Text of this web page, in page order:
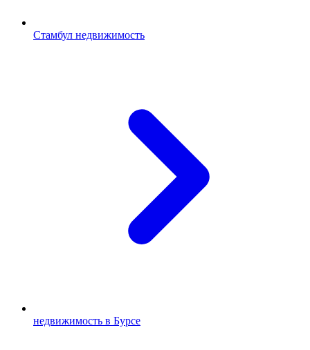
Стамбул недвижимость
недвижимость в Бурсе